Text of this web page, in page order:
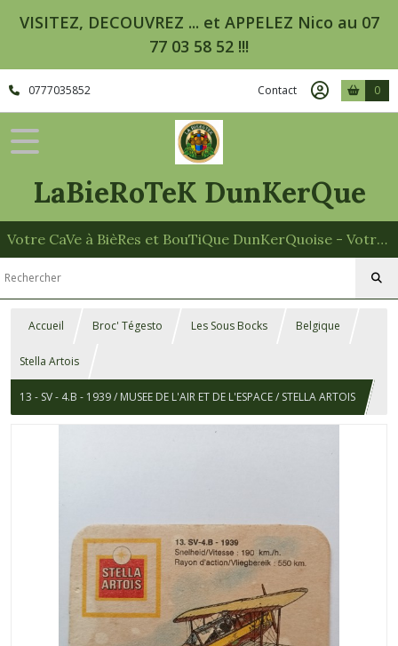
VISITEZ, DECOUVREZ ... et APPELEZ Nico au 07
77 03 58 52 !!!
0777035852 Contact 0
LaBieRoTeK DunKerQue
Votre CaVe à BièRes et BouTiQue DunKerQuoise - Votre Spécialiste des Paniers Garnis
Accueil Broc' Tégesto Les Sous Bocks Belgique
Stella Artois
13 - SV - 4.B - 1939 / MUSEE DE L'AIR ET DE L'ESPACE / STELLA ARTOIS